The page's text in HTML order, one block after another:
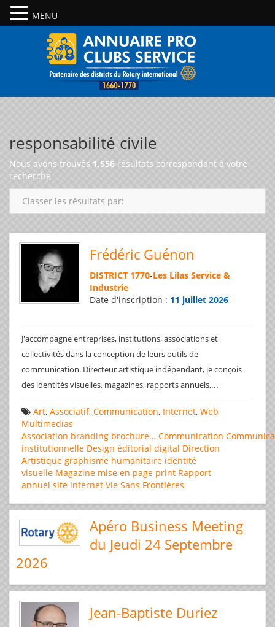
responsabilité civile
Nous avons trouvés 1,556 résultats correspondant à votre
recherche
Classer les résultats par:
Frédéric Guénon
DISTRICT 1770-Les Lilas Service &
Industrie
Date d'inscription : 11 juillet 2026
J'accompagne entreprises, institutions, associations et
collectivités dans la conception de leurs outils de
communication. Directeur artistique indépendant, je conçois
des identités visuelles, magazines, rapports annuels,...
Art, Associatif, Communication, Internet, Web
Multimedias
Association branding brochure… Communication
institutionnelle Design éditorial digital Direction
Artistique graphisme humanitaire identité
visuelle Magazine mise en page print Rapport
annuel site internet Vie Sans Frontières
Apéro Business Meeting
du Jeudi 24 Septembre
2026
Jean-Baptiste Duriez
MENU